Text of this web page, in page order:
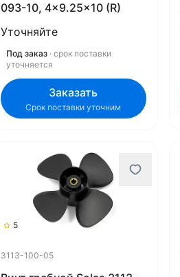
093-10, 4x9.25x10 (R)
Уточняйте
Под заказ· срок поставки
уточняется
Заказать
Срок поставки уточним
5
3113-100-05